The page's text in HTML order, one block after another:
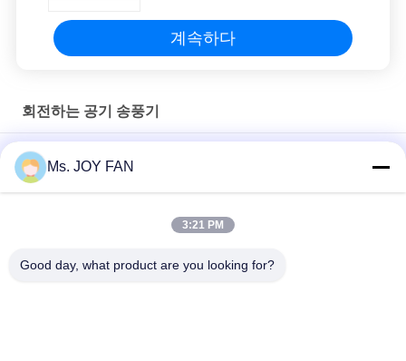
계속하다
회전하는 공기 송풍기
고품질의 B-TOHIN HC-401S 작은 뿌리 블로어 회전 공기 블로어
DN80 회전하는 공기 송풍기, 저잡음 낭비자 물 처리 송풍기
0.35-0.31m3/min 공기 회전하는 송풍기, HC-30S v 벨트에 의하여
Ms. JOY FAN
3:21 PM
Good day, what product are you looking for?